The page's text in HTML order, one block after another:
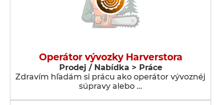
Operátor vývozky Harverstora
Prodej / Nabídka > Práce
Zdravím hľadám si prácu ako operátor vývoznéj
súpravy alebo …